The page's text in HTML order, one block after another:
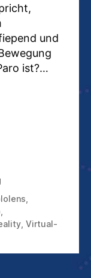
und
ist?…
Virtual-